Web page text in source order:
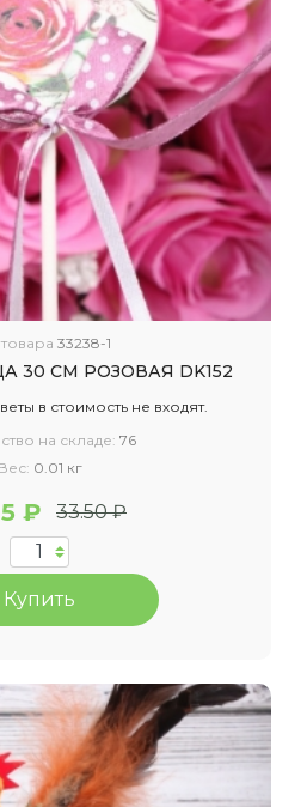
33238-1
30 СМ РОЗОВАЯ DK152
в стоимость не входят.
на складе: 76
Вес: 0.01 кг
₽ 33.50 ₽
Купить